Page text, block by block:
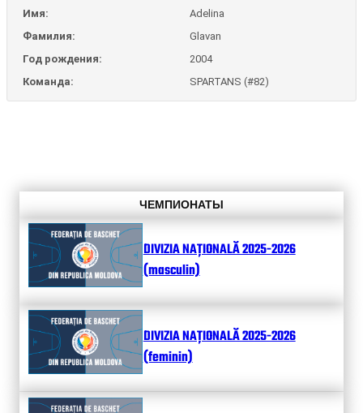
Имя:
Adelina
Фамилия:
Glavan
Год рождения:
2004
Команда:
SPARTANS (#82)
ЧЕМПИОНАТЫ
DIVIZIA NAȚIONALĂ 2025-2026
(masculin)
DIVIZIA NAȚIONALĂ 2025-2026
(feminin)